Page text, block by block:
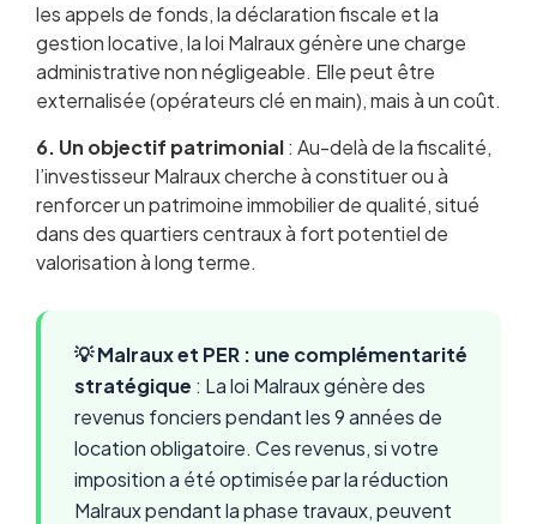
les appels de fonds, la déclaration fiscale et la
gestion locative, la loi Malraux génère une charge
administrative non négligeable. Elle peut être
externalisée (opérateurs clé en main), mais à un coût.
6. Un objectif patrimonial: Au-delà de la fiscalité,
l’investisseur Malraux cherche à constituer ou à
renforcer un patrimoine immobilier de qualité, situé
dans des quartiers centraux à fort potentiel de
valorisation à long terme.
💡 Malraux et PER : une complémentarité
stratégique : La loi Malraux génère des
revenus fonciers pendant les 9 années de
location obligatoire. Ces revenus, si votre
imposition a été optimisée par la réduction
Malraux pendant la phase travaux, peuvent